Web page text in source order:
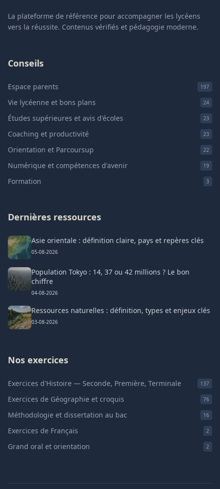
La plateforme de référence pour accompagner les lycéens
vers la réussite. Contenus vérifiés et pédagogie moderne.
Conseils
Espace parents 197
Vie lycéenne et bons plans 24
Études supérieures et avis d'écoles 23
Coaching et productivité 23
Orientation et Parcoursup 22
Numérique et compétences d'avenir 19
Formation 3
Dernières ressources
Asie orientale : définition claire, pays et repères clés
05-08-2026
Population Tokyo : 14, 37 ou 42 millions ? Le bon
chiffre
04-08-2026
Ressources naturelles : définition, types et enjeux clés
03-08-2026
Nos exercices
Exercices d'Histoire — Seconde, Première, Terminale 137
Exercices de Géographie et croquis 76
Méthodologie et dissertation au bac 16
Exercices de Français 2
Grand oral et orientation 2